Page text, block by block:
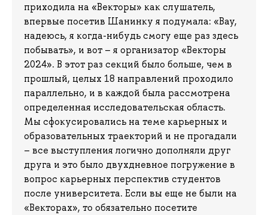
приходила на «Векторы» как слушатель,
впервые посетив Шанинку я подумала: «Вау,
надеюсь, я когда-нибудь смогу еще раз здесь
побывать», и вот – я организатор «Векторы
2024». В этот раз секций было больше, чем в
прошлый, целых 18 направлений проходило
параллельно, и в каждой была рассмотрена
определенная исследовательская область.
Мы сфокусировались на теме карьерных и
образовательных траекторий и не прогадали
– все выступления логично дополняли друг
друга и это было двухдневное погружение в
вопрос карьерных перспектив студентов
после университета. Если вы еще не были на
«Векторах», то обязательно посетите